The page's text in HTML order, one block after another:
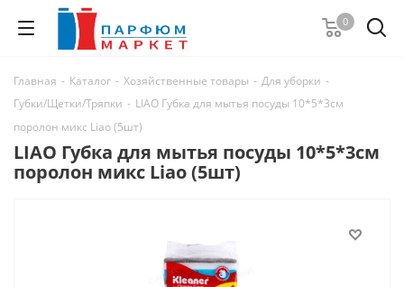
0
Главная - Каталог - Хозяйственные товары - Для уборки -
Губки/Щетки/Тряпки - LIAO Губка для мытья посуды 10*5*3см
поролон микс Liao (5шт)
LIAO Губка для мытья посуды 10*5*3см
поролон микс Liao (5шт)